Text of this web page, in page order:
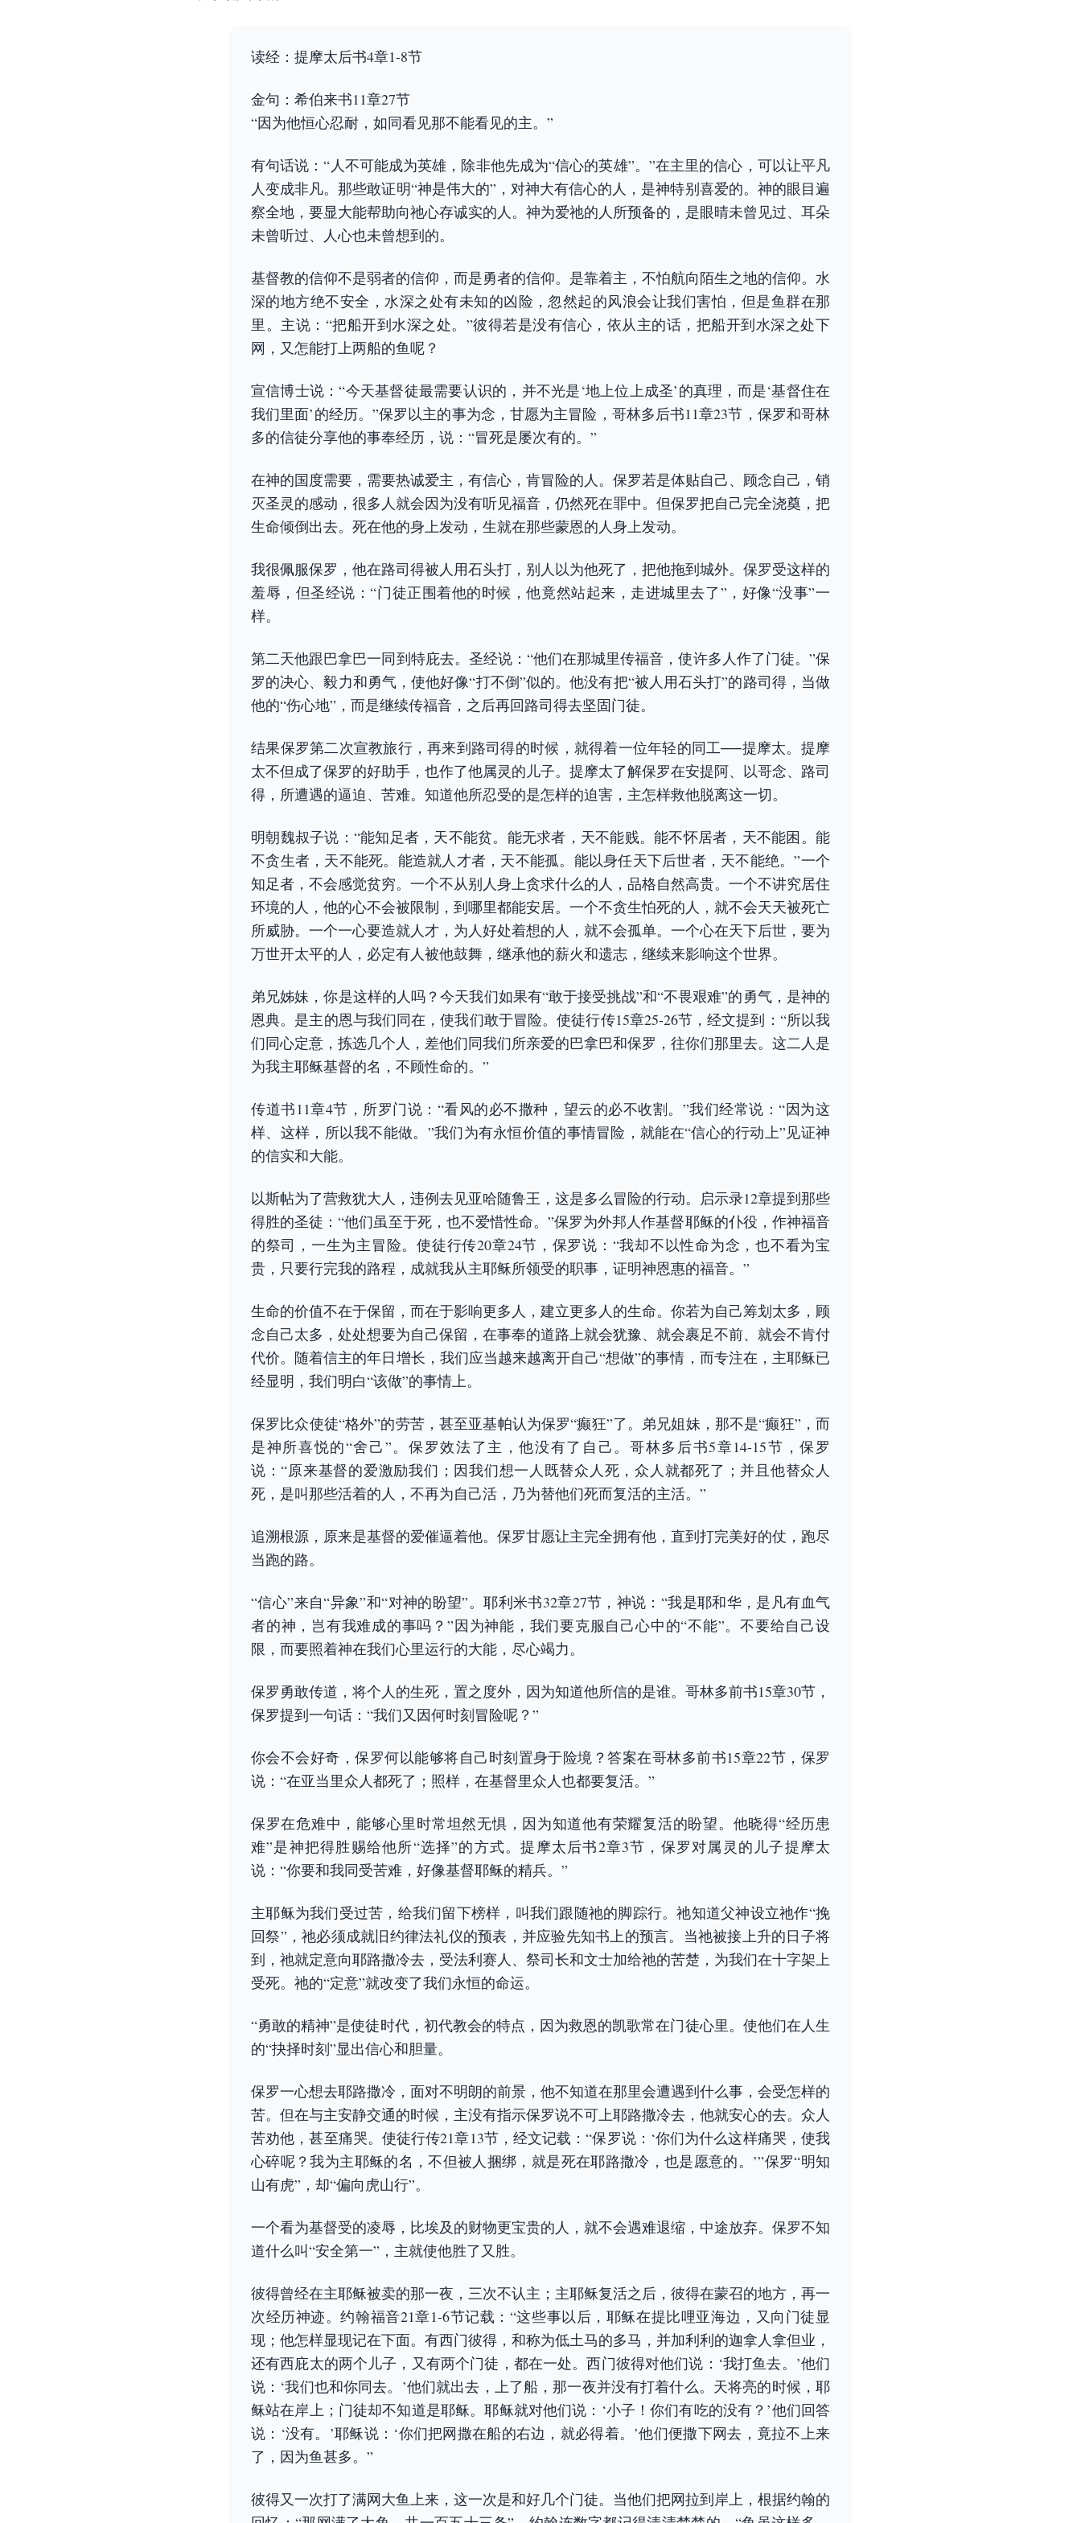
读经：提摩太后书4章1-8节
金句：希伯来书11章27节
“因为他恒心忍耐，如同看见那不能看见的主。”
有句话说：“人不可能成为英雄，除非他先成为“信心的英雄”。”在主里的信心，可以让平凡
人变成非凡。那些敢证明“神是伟大的”，对神大有信心的人，是神特别喜爱的。神的眼目遍
察全地，要显大能帮助向祂心存诚实的人。神为爱祂的人所预备的，是眼晴未曾见过、耳朵
未曾听过、人心也未曾想到的。
基督教的信仰不是弱者的信仰，而是勇者的信仰。是靠着主，不怕航向陌生之地的信仰。水
深的地方绝不安全，水深之处有未知的凶险，忽然起的风浪会让我们害怕，但是鱼群在那
里。主说：“把船开到水深之处。”彼得若是没有信心，依从主的话，把船开到水深之处下
网，又怎能打上两船的鱼呢？
宣信博士说：“今天基督徒最需要认识的，并不光是‘地上位上成圣’的真理，而是‘基督住在
我们里面’的经历。”保罗以主的事为念，甘愿为主冒险，哥林多后书11章23节，保罗和哥林
多的信徒分享他的事奉经历，说：“冒死是屡次有的。”
在神的国度需要，需要热诚爱主，有信心，肯冒险的人。保罗若是体贴自己、顾念自己，销
灭圣灵的感动，很多人就会因为没有听见福音，仍然死在罪中。但保罗把自己完全浇奠，把
生命倾倒出去。死在他的身上发动，生就在那些蒙恩的人身上发动。
我很佩服保罗，他在路司得被人用石头打，别人以为他死了，把他拖到城外。保罗受这样的
羞辱，但圣经说：“门徒正围着他的时候，他竟然站起来，走进城里去了”，好像“没事”一
样。
第二天他跟巴拿巴一同到特庇去。圣经说：“他们在那城里传福音，使许多人作了门徒。”保
罗的决心、毅力和勇气，使他好像“打不倒”似的。他没有把“被人用石头打”的路司得，当做
他的“伤心地”，而是继续传福音，之后再回路司得去坚固门徒。
结果保罗第二次宣教旅行，再来到路司得的时候，就得着一位年轻的同工──提摩太。提摩
太不但成了保罗的好助手，也作了他属灵的儿子。提摩太了解保罗在安提阿、以哥念、路司
得，所遭遇的逼迫、苦难。知道他所忍受的是怎样的迫害，主怎样救他脱离这一切。
明朝魏叔子说：“能知足者，天不能贫。能无求者，天不能贱。能不怀居者，天不能困。能
不贪生者，天不能死。能造就人才者，天不能孤。能以身任天下后世者，天不能绝。”一个
知足者，不会感觉贫穷。一个不从别人身上贪求什么的人，品格自然高贵。一个不讲究居住
环境的人，他的心不会被限制，到哪里都能安居。一个不贪生怕死的人，就不会天天被死亡
所威胁。一个一心要造就人才，为人好处着想的人，就不会孤单。一个心在天下后世，要为
万世开太平的人，必定有人被他鼓舞，继承他的薪火和遗志，继续来影响这个世界。
弟兄姊妹，你是这样的人吗？今天我们如果有“敢于接受挑战”和“不畏艰难”的勇气，是神的
恩典。是主的恩与我们同在，使我们敢于冒险。使徒行传15章25-26节，经文提到：“所以我
们同心定意，拣选几个人，差他们同我们所亲爱的巴拿巴和保罗，往你们那里去。这二人是
为我主耶稣基督的名，不顾性命的。”
传道书11章4节，所罗门说：“看风的必不撒种，望云的必不收割。”我们经常说：“因为这
样、这样，所以我不能做。”我们为有永恒价值的事情冒险，就能在“信心的行动上”见证神
的信实和大能。
以斯帖为了营救犹大人，违例去见亚哈随鲁王，这是多么冒险的行动。启示录12章提到那些
得胜的圣徒：“他们虽至于死，也不爱惜性命。”保罗为外邦人作基督耶稣的仆役，作神福音
的祭司，一生为主冒险。使徒行传20章24节，保罗说：“我却不以性命为念，也不看为宝
贵，只要行完我的路程，成就我从主耶稣所领受的职事，证明神恩惠的福音。”
生命的价值不在于保留，而在于影响更多人，建立更多人的生命。你若为自己筹划太多，顾
念自己太多，处处想要为自己保留，在事奉的道路上就会犹豫、就会裹足不前、就会不肯付
代价。随着信主的年日增长，我们应当越来越离开自己“想做”的事情，而专注在，主耶稣已
经显明，我们明白“该做”的事情上。
保罗比众使徒“格外”的劳苦，甚至亚基帕认为保罗“癫狂”了。弟兄姐妹，那不是“癫狂”，而
是神所喜悦的“舍己”。保罗效法了主，他没有了自己。哥林多后书5章14-15节，保罗
说：“原来基督的爱激励我们；因我们想一人既替众人死，众人就都死了；并且他替众人
死，是叫那些活着的人，不再为自己活，乃为替他们死而复活的主活。”
追溯根源，原来是基督的爱催逼着他。保罗甘愿让主完全拥有他，直到打完美好的仗，跑尽
当跑的路。
“信心”来自“异象”和“对神的盼望”。耶利米书32章27节，神说：“我是耶和华，是凡有血气
者的神，岂有我难成的事吗？”因为神能，我们要克服自己心中的“不能”。不要给自己设
限，而要照着神在我们心里运行的大能，尽心竭力。
保罗勇敢传道，将个人的生死，置之度外，因为知道他所信的是谁。哥林多前书15章30节，
保罗提到一句话：“我们又因何时刻冒险呢？”
你会不会好奇，保罗何以能够将自己时刻置身于险境？答案在哥林多前书15章22节，保罗
说：“在亚当里众人都死了；照样，在基督里众人也都要复活。”
保罗在危难中，能够心里时常坦然无惧，因为知道他有荣耀复活的盼望。他晓得“经历患
难”是神把得胜赐给他所“选择”的方式。提摩太后书2章3节，保罗对属灵的儿子提摩太
说：“你要和我同受苦难，好像基督耶稣的精兵。”
主耶稣为我们受过苦，给我们留下榜样，叫我们跟随祂的脚踪行。祂知道父神设立祂作“挽
回祭”，祂必须成就旧约律法礼仪的预表，并应验先知书上的预言。当祂被接上升的日子将
到，祂就定意向耶路撒冷去，受法利赛人、祭司长和文士加给祂的苦楚，为我们在十字架上
受死。祂的“定意”就改变了我们永恒的命运。
“勇敢的精神”是使徒时代，初代教会的特点，因为救恩的凯歌常在门徒心里。使他们在人生
的“抉择时刻”显出信心和胆量。
保罗一心想去耶路撒冷，面对不明朗的前景，他不知道在那里会遭遇到什么事，会受怎样的
苦。但在与主安静交通的时候，主没有指示保罗说不可上耶路撒冷去，他就安心的去。众人
苦劝他，甚至痛哭。使徒行传21章13节，经文记载：“保罗说：‘你们为什么这样痛哭，使我
心碎呢？我为主耶稣的名，不但被人捆绑，就是死在耶路撒冷，也是愿意的。’”保罗“明知
山有虎”，却“偏向虎山行”。
一个看为基督受的凌辱，比埃及的财物更宝贵的人，就不会遇难退缩，中途放弃。保罗不知
道什么叫“安全第一”，主就使他胜了又胜。
彼得曾经在主耶稣被卖的那一夜，三次不认主；主耶稣复活之后，彼得在蒙召的地方，再一
次经历神迹。约翰福音21章1-6节记载：“这些事以后，耶稣在提比哩亚海边，又向门徒显
现；他怎样显现记在下面。有西门彼得，和称为低土马的多马，并加利利的迦拿人拿但业，
还有西庇太的两个儿子，又有两个门徒，都在一处。西门彼得对他们说：‘我打鱼去。’他们
说：‘我们也和你同去。’他们就出去，上了船，那一夜并没有打着什么。天将亮的时候，耶
稣站在岸上；门徒却不知道是耶稣。耶稣就对他们说：‘小子！你们有吃的没有？’他们回答
说：‘没有。’耶稣说：‘你们把网撒在船的右边，就必得着。’他们便撒下网去，竟拉不上来
了，因为鱼甚多。”
彼得又一次打了满网大鱼上来，这一次是和好几个门徒。当他们把网拉到岸上，根据约翰的